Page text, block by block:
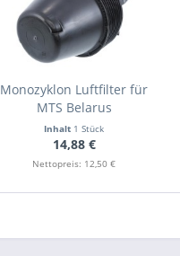
Monozyklon Luftfilter für
MTS Belarus
Inhalt 1 Stück
14,88 €
Nettopreis: 12,50 €